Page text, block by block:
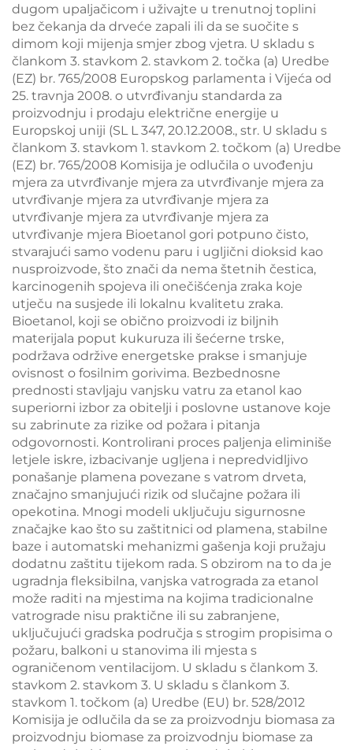
dugom upaljačicom i uživajte u trenutnoj toplini
bez čekanja da drveće zapali ili da se suočite s
dimom koji mijenja smjer zbog vjetra. U skladu s
člankom 3. stavkom 2. stavkom 2. točka (a) Uredbe
(EZ) br. 765/2008 Europskog parlamenta i Vijeća od
25. travnja 2008. o utvrđivanju standarda za
proizvodnju i prodaju električne energije u
Europskoj uniji (SL L 347, 20.12.2008., str. U skladu s
člankom 3. stavkom 1. stavkom 2. točkom (a) Uredbe
(EZ) br. 765/2008 Komisija je odlučila o uvođenju
mjera za utvrđivanje mjera za utvrđivanje mjera za
utvrđivanje mjera za utvrđivanje mjera za
utvrđivanje mjera za utvrđivanje mjera za
utvrđivanje mjera Bioetanol gori potpuno čisto,
stvarajući samo vodenu paru i ugljični dioksid kao
nusproizvode, što znači da nema štetnih čestica,
karcinogenih spojeva ili onečišćenja zraka koje
utječu na susjede ili lokalnu kvalitetu zraka.
Bioetanol, koji se obično proizvodi iz biljnih
materijala poput kukuruza ili šećerne trske,
podržava održive energetske prakse i smanjuje
ovisnost o fosilnim gorivima. Bezbednosne
prednosti stavljaju vanjsku vatru za etanol kao
superiorni izbor za obitelji i poslovne ustanove koje
su zabrinute za rizike od požara i pitanja
odgovornosti. Kontrolirani proces paljenja eliminiše
letjele iskre, izbacivanje ugljena i nepredvidljivo
ponašanje plamena povezane s vatrom drveta,
značajno smanjujući rizik od slučajne požara ili
opekotina. Mnogi modeli uključuju sigurnosne
značajke kao što su zaštitnici od plamena, stabilne
baze i automatski mehanizmi gašenja koji pružaju
dodatnu zaštitu tijekom rada. S obzirom na to da je
ugradnja fleksibilna, vanjska vatrograda za etanol
može raditi na mjestima na kojima tradicionalne
vatrograde nisu praktične ili su zabranjene,
uključujući gradska područja s strogim propisima o
požaru, balkoni u stanovima ili mjesta s
ograničenom ventilacijom. U skladu s člankom 3.
stavkom 2. stavkom 3. U skladu s člankom 3.
stavkom 1. točkom (a) Uredbe (EU) br. 528/2012
Komisija je odlučila da se za proizvodnju biomasa za
proizvodnju biomase za proizvodnju biomase za